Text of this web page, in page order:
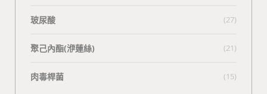
玻尿酸 (27)
聚己內酯(洢蓮絲) (21)
肉毒桿菌 (15)